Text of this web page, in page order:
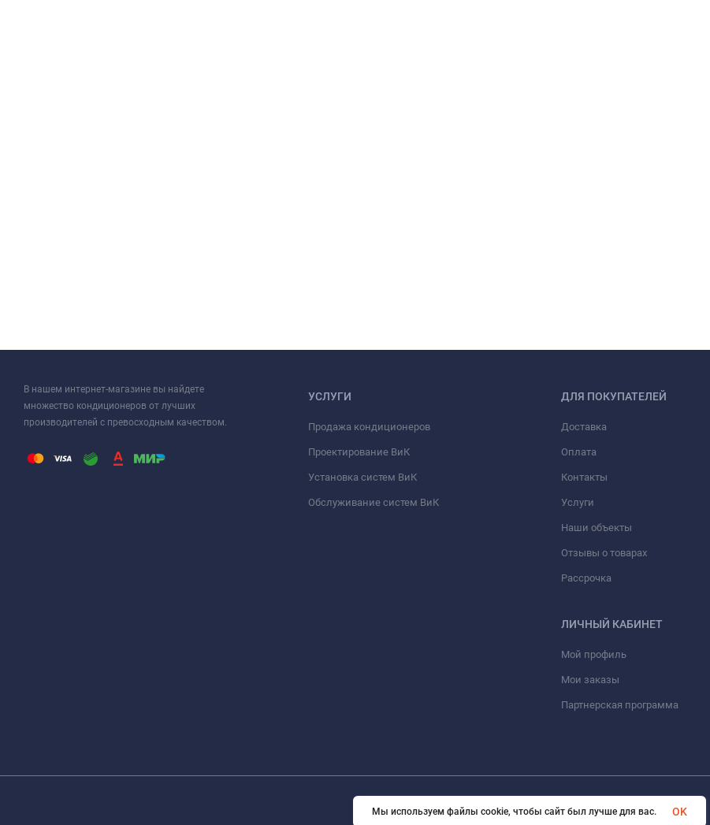
В нашем интернет-магазине вы найдете
множество кондиционеров от лучших
производителей с превосходным качеством.
УСЛУГИ
Продажа кондиционеров
Проектирование ВиК
Установка систем ВиК
Обслуживание систем ВиК
ДЛЯ ПОКУПАТЕЛЕЙ
Доставка
Оплата
Контакты
Услуги
Наши объекты
Отзывы о товарах
Рассрочка
ЛИЧНЫЙ КАБИНЕТ
Мой профиль
Мои заказы
Партнерская программа
© 2026 ООО «ФАЗИНЖИНИРИНГ». Все права защищены
Мы используем файлы cookie, чтобы сайт был лучше для вас. OK